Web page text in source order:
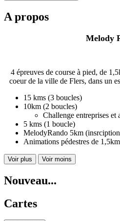
A propos
Melody
4 épreuves de course à pied, de
coeur de la ville de Flers, dans un
15 kms (3 boucles)
10km (2 boucles)
Challenge entreprises et
5 kms (1 boucle)
MelodyRando 5km
Animations pédestres de
Voir plus Voir moins
Nouveau...
Cartes